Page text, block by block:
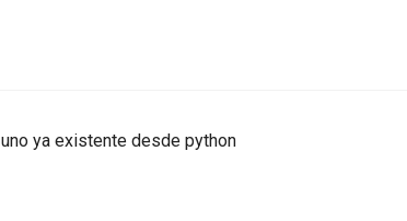
ya existente desde python